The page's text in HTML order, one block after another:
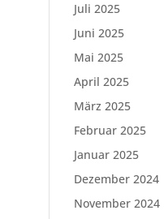
Juli 2025
Juni 2025
Mai 2025
April 2025
März 2025
Februar 2025
Januar 2025
Dezember 2024
November 2024